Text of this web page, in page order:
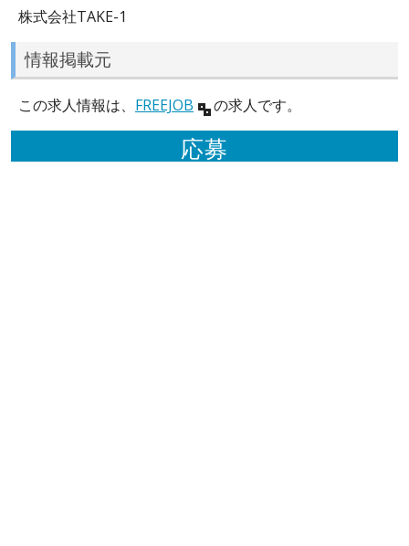
株式会社TAKE-1
情報掲載元
この求人情報は、 FREEJOB の求人です。
応募